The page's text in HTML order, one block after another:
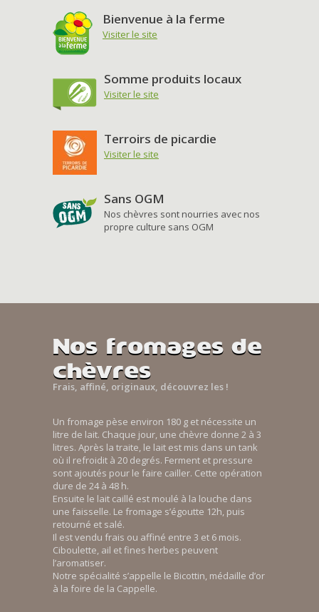
Bienvenue à la ferme
Visiter le site
Somme produits locaux
Visiter le site
Terroirs de picardie
Visiter le site
Sans OGM
Nos chèvres sont nourries avec nos
propre culture sans OGM
Nos fromages de
chèvres
Frais, affiné, originaux, découvrez les !
Un fromage pèse environ 180 g et nécessite un
litre de lait. Chaque jour, une chèvre donne 2 à 3
litres. Après la traite, le lait est mis dans un tank
où il refroidit à 20 degrés. Ferment et pressure
sont ajoutés pour le faire cailler. Cette opération
dure de 24 à 48 h.
Ensuite le lait caillé est moulé à la louche dans
une faisselle. Le fromage s’égoutte 12h, puis
retourné et salé.
Il est vendu frais ou affiné entre 3 et 6 mois.
Ciboulette, ail et fines herbes peuvent
l’aromatiser.
Notre spécialité s’appelle le Bicottin, médaille d’or
à la foire de la Cappelle.